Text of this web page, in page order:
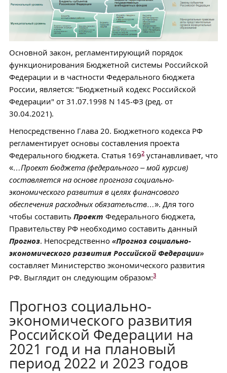
Основной закон, регламентирующий порядок
функционирования Бюджетной системы Российской
Федерации и в частности Федерального бюджета
России, является: "Бюджетный кодекс Российской
Федерации" от 31.07.1998 N 145-ФЗ (ред. от
30.04.2021).
Непосредственно Глава 20. Бюджетного кодекса РФ
регламентирует основы составления проекта
Федерального бюджета. Статья 1692 устанавливает, что
«…Проект бюджета (федерального – мой курсив)
составляется на основе прогноза социально-
экономического развития в целях финансового
обеспечения расходных обязательств…». Для того
чтобы составить Проект Федерального бюджета,
Правительству РФ необходимо составить данный
Прогноз. Непосредственно «Прогноз социально-
экономического развития Российской Федерации»
составляет Министерство экономического развития
РФ. Выглядит он следующим образом:3
Прогноз социально-
экономического развития
Российской Федерации на
2021 год и на плановый
период 2022 и 2023 годов